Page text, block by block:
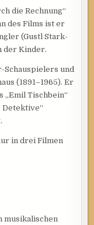
die Rechnung“
des Films ist er
(Gustl Stark-
der Kinder.
Schauspielers und
(1891–1965). Er
Tischbein“
Detektive“
in drei Filmen
musikalischen